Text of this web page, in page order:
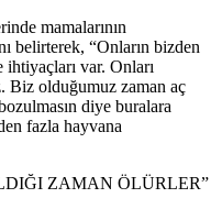
mamalarının
belirterek, “Onların bizden
var. Onları
Biz olduğumuz zaman aç
diye buralara
fazla hayvana
ZAMAN ÖLÜRLER”